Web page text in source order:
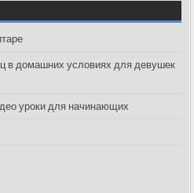
в домашних условиях для девушек
уроки для начинающих